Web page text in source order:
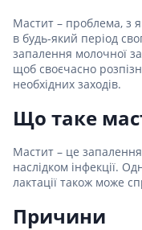
Мастит – проблема, з
в будь-який період
запалення молочної
щоб своєчасно
необхідних заходів.
Що таке
Мастит – це запалення
наслідком інфекції.
лактації також може
Причини